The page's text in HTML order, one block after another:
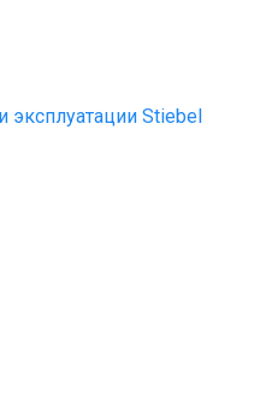
эксплуатации Stiebel